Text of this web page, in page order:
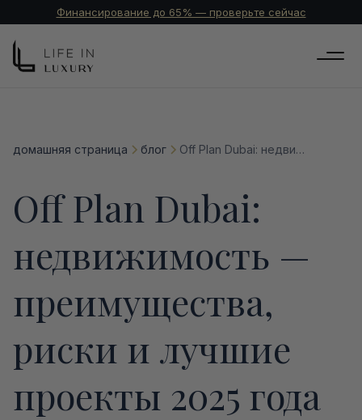
Финансирование до 65% — проверьте сейчас
домашняя страница блог Off Plan Dubai: недвижимость — преимущества, риски и лучшие проекты 2025 года
Off Plan Dubai:
недвижимость —
преимущества,
риски и лучшие
проекты 2025 года